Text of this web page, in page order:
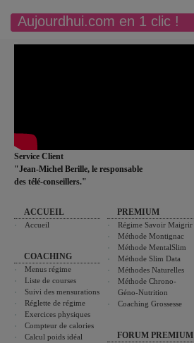
Aujourdhui.com en 1 clic !
Service Client
"Jean-Michel Berille, le responsable
des télé-conseillers."
ACCUEIL
Accueil
COACHING
Menus régime
Liste de courses
Suivi des mensurations
Réglette de régime
Exercices physiques
Compteur de calories
Calcul poids idéal
PREMIUM
Régime Savoir Maigrir
Méthode Montignac
Méthode MentalSlim
Méthode Slim Data
Méthodes Naturelles
Méthode Chrono-
Géno-Nutrition
Coaching Grossesse
FORUM PREMIUM